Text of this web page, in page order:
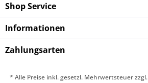
Shop Service
Informationen
Zahlungsarten
* Alle Preise inkl. gesetzl. Mehrwertsteuer zzgl.